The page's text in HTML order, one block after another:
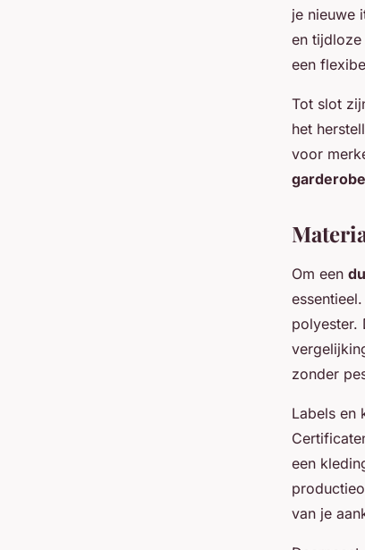
je nieuwe
en
een
Tot slot
het
voor
garderobe
Om een
polyester.
zonder
Labels en
een
van je